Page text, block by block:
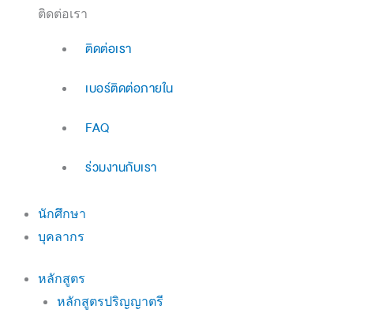
ติดต่อเรา
ติดต่อเรา
เบอร์ติดต่อภายใน
FAQ
ร่วมงานกับเรา
นักศึกษา
บุคลากร
หลักสูตร
หลักสูตรปริญญาตรี